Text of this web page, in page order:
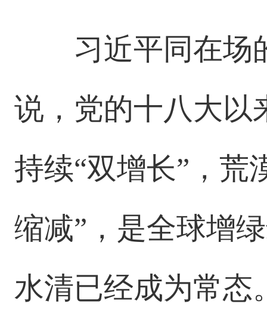
习近平同在场
说，党的十八大以
持续“双增长”，荒
缩减”，是全球增
水清已经成为常态